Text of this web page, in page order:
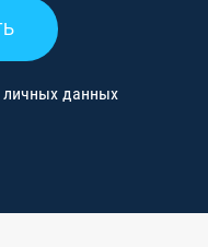
личных данных